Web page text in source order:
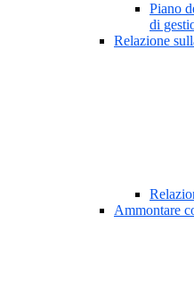
Piano
di
Relazione
Ammontare